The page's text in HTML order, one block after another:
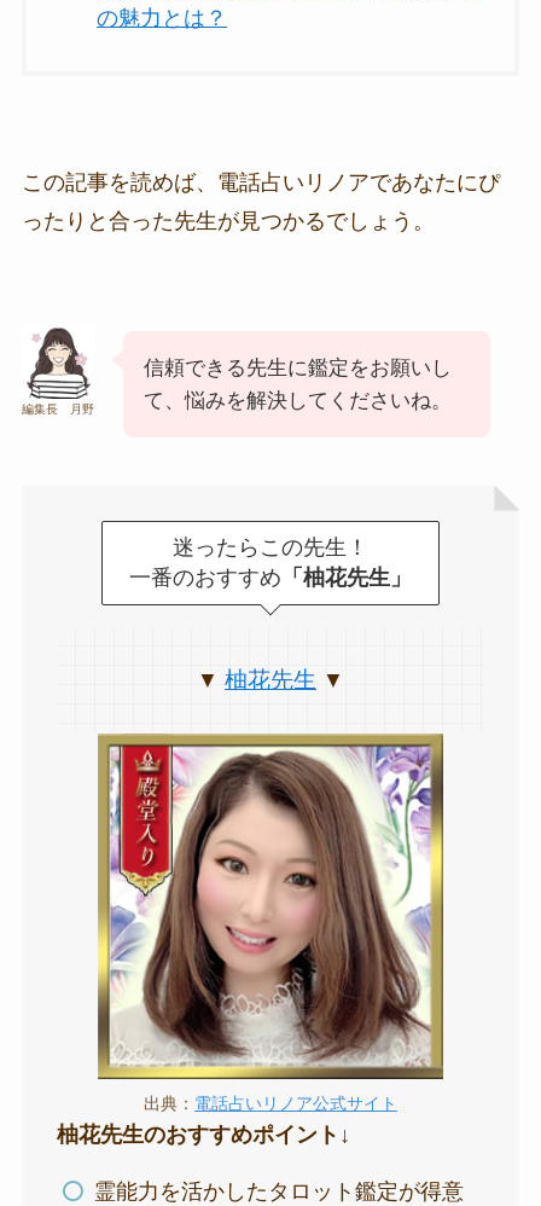
の魅力とは？
この記事を読めば、電話占いリノアであなたにぴ
ったりと合った先生が見つかるでしょう。
編集長 月野
信頼できる先生に鑑定をお願いし
て、悩みを解決してくださいね。
迷ったらこの先生！
一番のおすすめ 「柚花先生」
▼ 柚花先生 ▼
出典： 電話占いリノア公式サイト
柚花先生のおすすめポイント↓
霊能力を活かしたタロット鑑定が得意